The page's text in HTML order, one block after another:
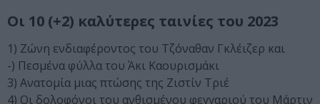
Οι 10 (+2) καλύτερες ταινίες του 2023
1) Ζώνη ενδιαφέροντος του Τζόναθαν Γκλέιζερ και
-) Πεσμένα φύλλα του Άκι Καουρισμάκι
3) Ανατομία μιας πτώσης της Ζιστίν Τριέ
4) Οι δολοφόνοι του ανθισμένου φεγγαριού του Μάρτιν